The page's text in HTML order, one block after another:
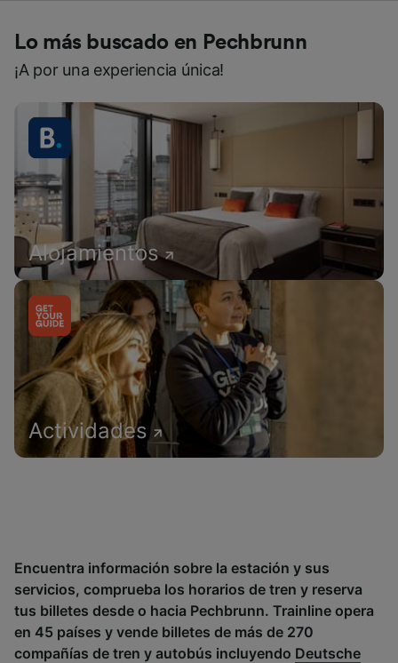
Lo más buscado en Pechbrunn
¡A por una experiencia única!
Alojamientos
Actividades
Encuentra información sobre la estación y sus
servicios, comprueba los horarios de tren y reserva
tus billetes desde o hacia Pechbrunn. Trainline opera
en 45 países y vende billetes de más de 270
compañías de tren y autobús incluyendo Deutsche